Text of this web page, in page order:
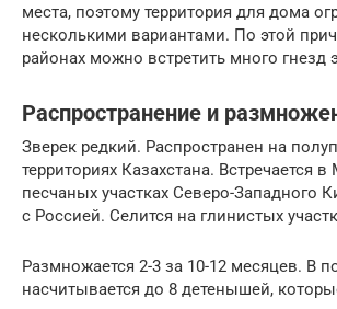
места, поэтому территория для дома
несколькими вариантами. По этой
районах можно встретить много гнезд
Распространение и
Зверек редкий. Распространен на
территориях Казахстана. Встречается
песчаных участках Северо-Западного
с Россией. Селится на глинистых
Размножается 2-3 за 10-12 месяцев. В
насчитывается до 8 детенышей,